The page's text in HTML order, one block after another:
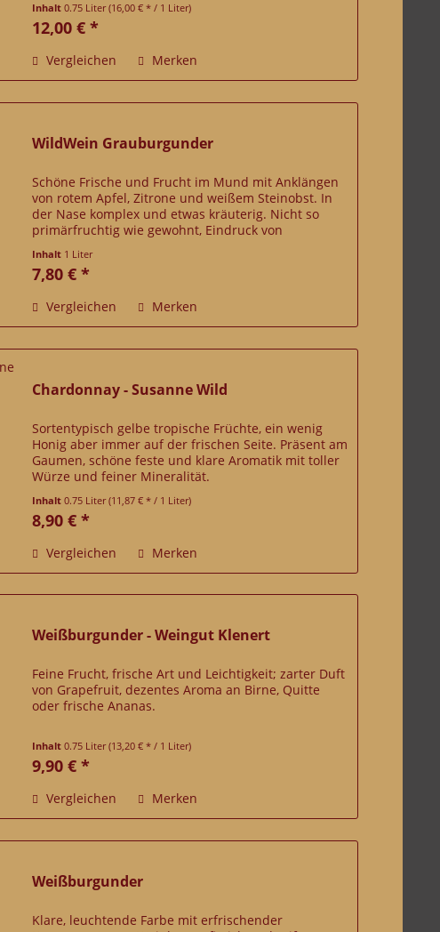
Inhalt0.75 Liter(16,00 € * / 1 Liter)
12,00 € *
Vergleichen Merken
WildWein Grauburgunder
Schöne Frische und Frucht im Mund mit Anklängen
von rotem Apfel, Zitrone und weißem Steinobst. In
der Nase komplex und etwas kräuterig. Nicht so
primärfruchtig wie gewohnt, Eindruck von
Inhalt 1 Liter
7,80 € *
Vergleichen Merken
Chardonnay - Susanne Wild
Sortentypisch gelbe tropische Früchte, ein wenig
Honig aber immer auf der frischen Seite. Präsent am
Gaumen, schöne feste und klare Aromatik mit toller
Würze und feiner Mineralität.
Inhalt0.75 Liter(11,87 € * / 1 Liter)
8,90 € *
Vergleichen Merken
Weißburgunder - Weingut Klenert
Feine Frucht, frische Art und Leichtigkeit; zarter Duft
von Grapefruit, dezentes Aroma an Birne, Quitte
oder frische Ananas.
Inhalt0.75 Liter(13,20 € * / 1 Liter)
9,90 € *
Vergleichen Merken
Weißburgunder
Klare, leuchtende Farbe mit erfrischender